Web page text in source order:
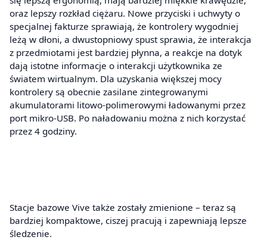
oraz lepszy rozkład ciężaru. Nowe przyciski i uchwyty o
specjalnej fakturze sprawiają, że kontrolery wygodniej
leżą w dłoni, a dwustopniowy spust sprawia, że interakcja
z przedmiotami jest bardziej płynna, a reakcje na dotyk
dają istotne informacje o interakcji użytkownika ze
światem wirtualnym. Dla uzyskania większej mocy
kontrolery są obecnie zasilane zintegrowanymi
akumulatorami litowo-polimerowymi ładowanymi przez
port mikro-USB. Po naładowaniu można z nich korzystać
przez 4 godziny.
Stacje bazowe Vive także zostały zmienione – teraz są
bardziej kompaktowe, ciszej pracują i zapewniają lepsze
śledzenie.